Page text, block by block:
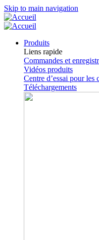
Skip to main navigation
Produits
Liens rapide
Commandes et
Vidéos produits
Centre d’essai pour les
Téléchargements